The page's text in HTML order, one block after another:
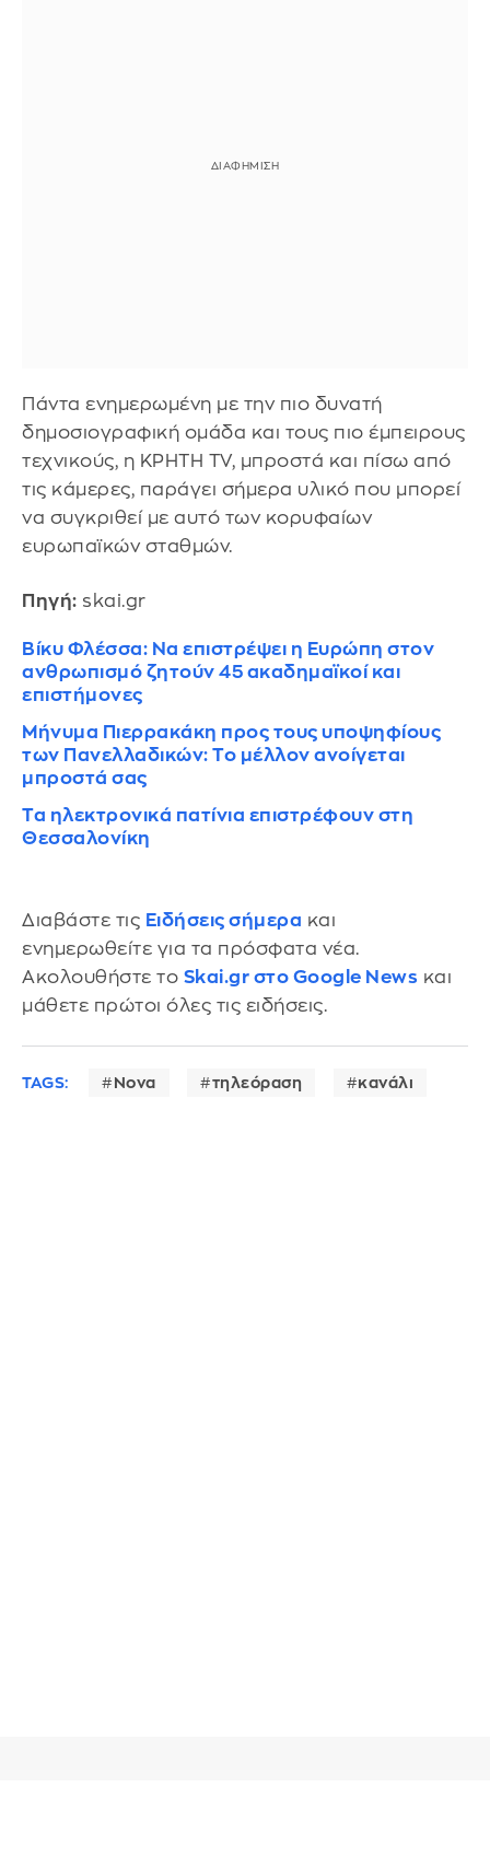
Πάντα ενημερωμένη με την πιο δυνατή
δημοσιογραφική ομάδα και τους πιο έμπειρους
τεχνικούς, η ΚΡΗΤΗ TV, μπροστά και πίσω από
τις κάμερες, παράγει σήμερα υλικό που μπορεί
να συγκριθεί με αυτό των κορυφαίων
ευρωπαϊκών σταθμών.
Πηγή: skai.gr
Βίκυ Φλέσσα: Να επιστρέψει η Ευρώπη στον
ανθρωπισμό ζητούν 45 ακαδημαϊκοί και
επιστήμονες
Μήνυμα Πιερρακάκη προς τους υποψηφίους
των Πανελλαδικών: Το μέλλον ανοίγεται
μπροστά σας
Τα ηλεκτρονικά πατίνια επιστρέφουν στη
Θεσσαλονίκη
Διαβάστε τις Ειδήσεις σήμερα και
ενημερωθείτε για τα πρόσφατα νέα.
Ακολουθήστε το Skai.gr στο Google News και
μάθετε πρώτοι όλες τις ειδήσεις.
TAGS: Nova τηλεόραση κανάλι